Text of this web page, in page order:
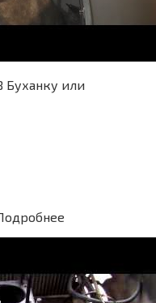
Буханку или